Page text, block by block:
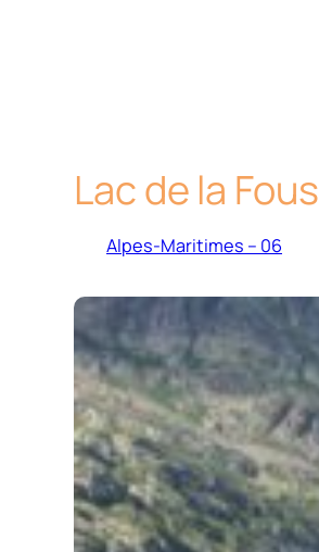
Lac de la Fous
Alpes-Maritimes – 06